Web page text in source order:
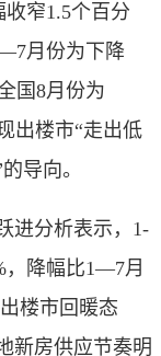
收窄1.5个百分
月份为下降
国8月份为
出楼市“走出低
导向。
分析表示，1-
，降幅比1—7月
楼市回暖态
新房供应节奏明